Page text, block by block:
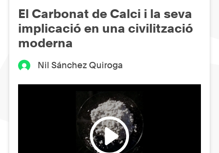
El Carbonat de Calci i la seva
implicació en una civilització
moderna
Nil Sánchez Quiroga